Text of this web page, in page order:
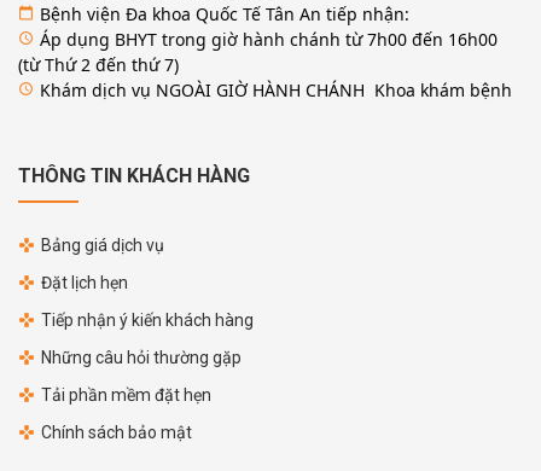
calendar_today Bệnh viện Đa khoa Quốc Tế Tân An tiếp nhận:
access_time Áp dụng BHYT trong giờ hành chánh từ 7h00 đến 16h00
(từ Thứ 2 đến thứ 7)
access_time Khám dịch vụ NGOÀI GIỜ HÀNH CHÁNH Khoa khám bệnh
THÔNG TIN KHÁCH HÀNG
Bảng giá dịch vụ
Đặt lịch hẹn
Tiếp nhận ý kiến khách hàng
Những câu hỏi thường gặp
Tải phần mềm đặt hẹn
Chính sách bảo mật